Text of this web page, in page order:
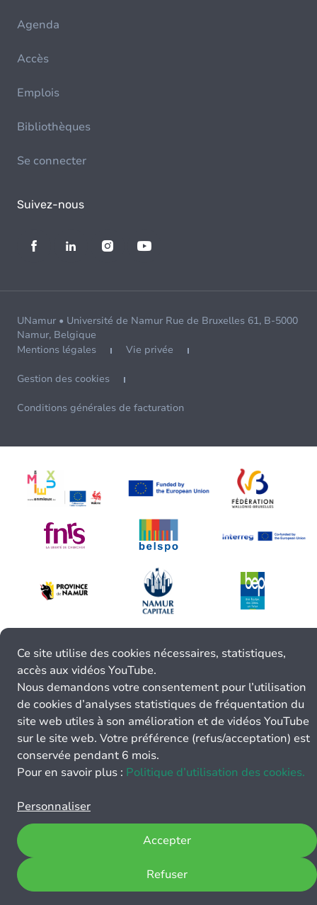
Agenda
Accès
Emplois
Bibliothèques
Se connecter
Suivez-nous
UNamur • Université de Namur Rue de Bruxelles 61, B-5000
Namur, Belgique
Mentions légales
Vie privée
Gestion des cookies
Conditions générales de facturation
Ce site utilise des cookies nécessaires, statistiques,
accès aux vidéos YouTube.
Nous demandons votre consentement pour l’utilisation
de cookies d’analyses statistiques de fréquentation du
site web utiles à son amélioration et de vidéos YouTube
sur le site web. Votre préférence (refus/acceptation) est
conservée pendant 6 mois.
Pour en savoir plus : Politique d’utilisation des cookies.
Personnaliser
Refuser
Accepter